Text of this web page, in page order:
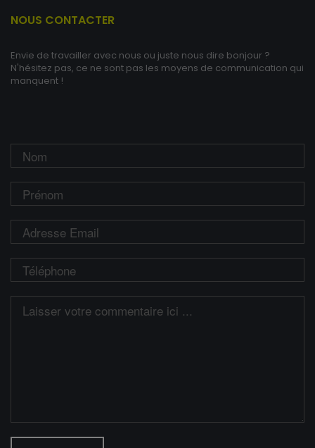
NOUS CONTACTER
Envie de travailler avec nous ou juste nous dire bonjour ?
N'hésitez pas, ce ne sont pas les moyens de communication qui
manquent !